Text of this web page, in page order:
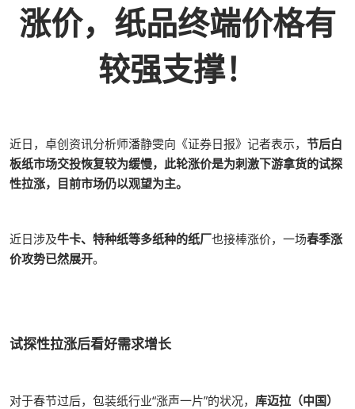
涨价，纸品终端价格有
较强支撑！
近日，卓创资讯分析师潘静雯向《证券日报》记者表示， 节后白
板纸市场交投恢复较为缓慢，此轮涨价是为刺激下游拿货的试探
性拉涨，目前市场仍以观望为主。
近日涉及牛卡、特种纸等多纸种的纸厂也接棒涨价，一场春季涨
价攻势已然展开。
试探性拉涨后看好需求增长
对于春节过后，包装纸行业“涨声一片”的状况， 库迈拉（中国）